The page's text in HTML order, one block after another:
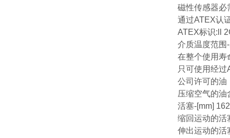
磁性传感器必
通过ATEX认
ATEX标识:ll
介质温度范围
在整个使用寿
只可使用经
公司许可的油
压缩空气的油
活塞-[mm]
缩回运动的活
伸出运动的活